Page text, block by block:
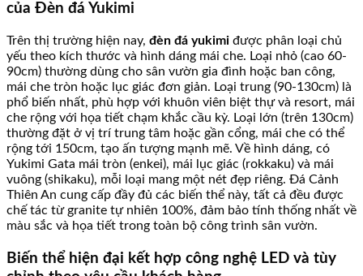
của Đèn đá Yukimi
Trên thị trường hiện nay, đèn đá yukimi được phân loại chủ
yếu theo kích thước và hình dáng mái che. Loại nhỏ (cao 60-
90cm) thường dùng cho sân vườn gia đình hoặc ban công,
mái che tròn hoặc lục giác đơn giản. Loại trung (90-130cm) là
phổ biến nhất, phù hợp với khuôn viên biệt thự và resort, mái
che rộng với họa tiết chạm khắc cầu kỳ. Loại lớn (trên 130cm)
thường đặt ở vị trí trung tâm hoặc gần cổng, mái che có thể
rộng tới 150cm, tạo ấn tượng mạnh mẽ. Về hình dáng, có
Yukimi Gata mái tròn (enkei), mái lục giác (rokkaku) và mái
vuông (shikaku), mỗi loại mang một nét đẹp riêng. Đá Cảnh
Thiên An cung cấp đầy đủ các biến thể này, tất cả đều được
chế tác từ granite tự nhiên 100%, đảm bảo tính thống nhất về
màu sắc và họa tiết trong toàn bộ công trình sân vườn.
Biến thể hiện đại kết hợp công nghệ LED và tùy